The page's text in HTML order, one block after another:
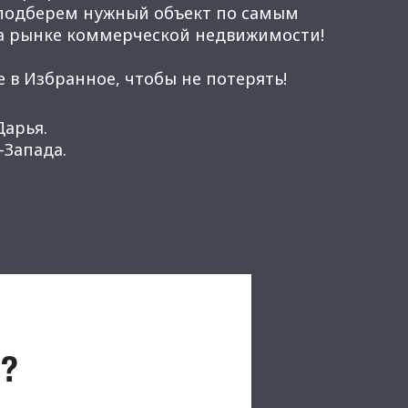
нужный объект по самым
рынке коммерческой недвижимости!
в Избранное, чтобы не потерять!